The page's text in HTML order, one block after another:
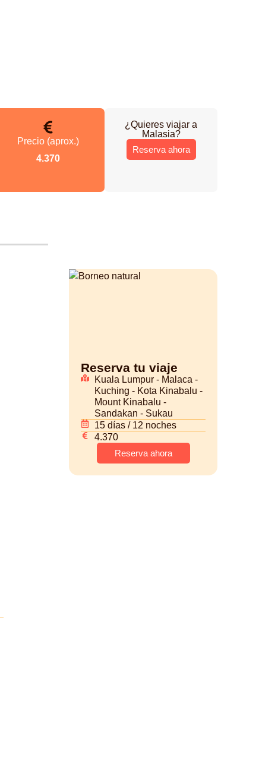
Precio (aprox.)
4.370
¿Quieres viajar a
Malasia?
Reserva ahora
Reserva tu viaje
Kuala Lumpur - Malaca -
Kuching - Kota Kinabalu -
Mount Kinabalu -
Sandakan - Sukau
15 días / 12 noches
4.370
Reserva ahora